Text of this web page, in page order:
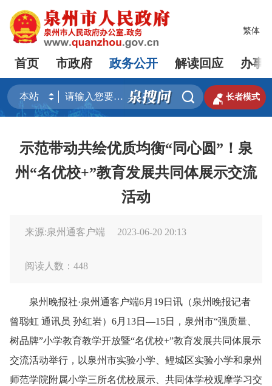
繁体
首页 市政府 政务公开 解读回应 办事
  长者模式
示范带动共绘优质均衡“同心圆”！泉
州“名优校+”教育发展共同体展示交流
活动
来源:泉州通客户端 2023-06-20 20:13
阅读人数： 448
泉州晚报社·泉州通客户端6月19日讯（泉州晚报记者
曾聪虹 通讯员 孙红岩）6月13日—15日，泉州市“强质量、
树品牌”小学教育教学开放暨“名优校+”教育发展共同体展示
交流活动举行，以泉州市实验小学、鲤城区实验小学和泉州
师范学院附属小学三所名优校展示、共同体学校观摩学习交